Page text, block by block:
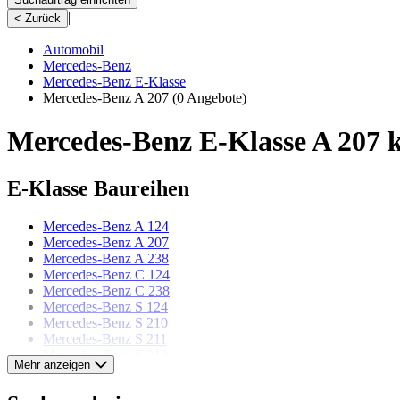
< Zurück
|
Automobil
Mercedes-Benz
Mercedes-Benz E-Klasse
Mercedes-Benz A 207 (0 Angebote)
Mercedes-Benz E-Klasse A 207
E-Klasse Baureihen
Mercedes-Benz A 124
Mercedes-Benz A 207
Mercedes-Benz A 238
Mercedes-Benz C 124
Mercedes-Benz C 238
Mercedes-Benz S 124
Mercedes-Benz S 210
Mercedes-Benz S 211
Mercedes-Benz S 212
Mercedes-Benz S 213
Mehr anzeigen